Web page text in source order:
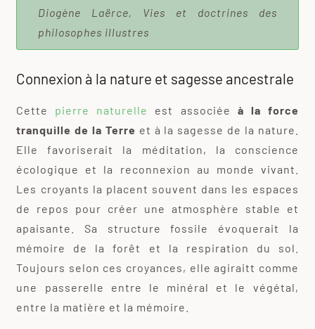
Diogène Laërce, Vies et doctrines des
philosophes illustres
Connexion à la nature et sagesse ancestrale
Cette pierre naturelle est associée à la force
tranquille de la Terre et à la sagesse de la nature.
Elle favoriserait la méditation, la conscience
écologique et la reconnexion au monde vivant.
Les croyants la placent souvent dans les espaces
de repos pour créer une atmosphère stable et
apaisante. Sa structure fossile évoquerait la
mémoire de la forêt et la respiration du sol.
Toujours selon ces croyances, elle agiraitt comme
une passerelle entre le minéral et le végétal,
entre la matière et la mémoire.